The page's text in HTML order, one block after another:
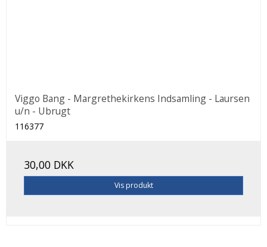
Viggo Bang - Margrethekirkens Indsamling - Laursen
u/n - Ubrugt
116377
30,00 DKK
Vis produkt